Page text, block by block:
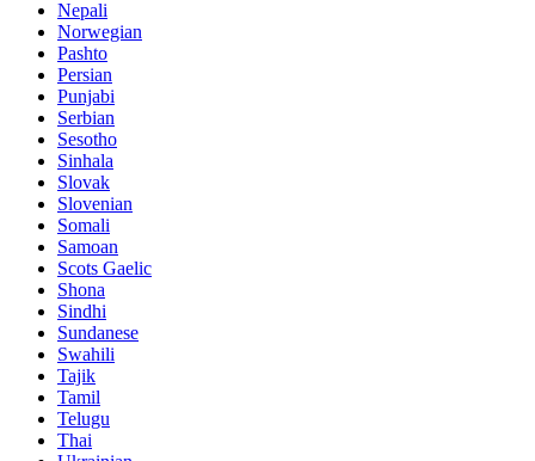
Nepali
Norwegian
Pashto
Persian
Punjabi
Serbian
Sesotho
Sinhala
Slovak
Slovenian
Somali
Samoan
Scots Gaelic
Shona
Sindhi
Sundanese
Swahili
Tajik
Tamil
Telugu
Thai